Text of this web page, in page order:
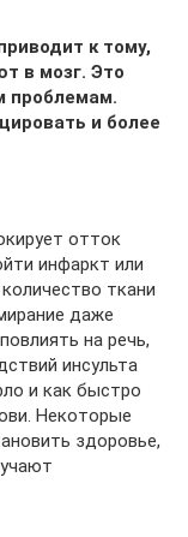
к тому,
в мозг. Это
проблемам.
и более
отток
инфаркт или
ткани
даже
на речь,
инсульта
и как быстро
Некоторые
здоровье,